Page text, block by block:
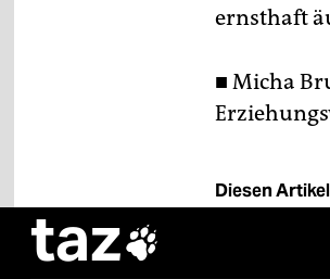
ernsthaft
■ Micha
Diesen
taz